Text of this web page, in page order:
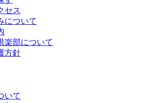
セス
について
楽部について
方針
いて